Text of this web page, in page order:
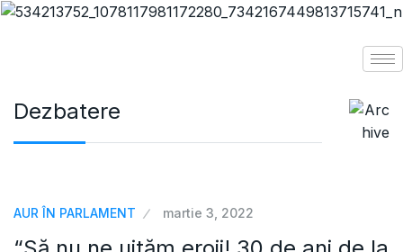
Dezbatere
AUR ÎN PARLAMENT martie 3, 2022